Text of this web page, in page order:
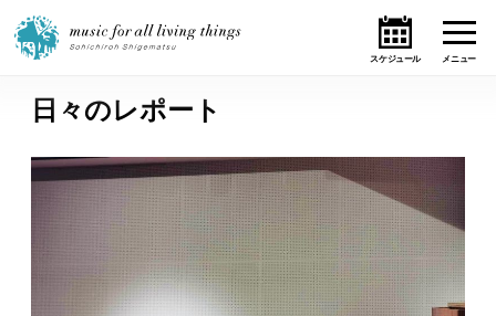
ホーム
ニュース
テーマ
ライブ・スケジュール
日々のレポート